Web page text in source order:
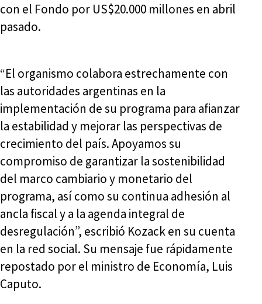
con el Fondo por US$20.000 millones en abril
pasado.
“El organismo colabora estrechamente con
las autoridades argentinas en la
implementación de su programa para afianzar
la estabilidad y mejorar las perspectivas de
crecimiento del país. Apoyamos su
compromiso de garantizar la sostenibilidad
del marco cambiario y monetario del
programa, así como su continua adhesión al
ancla fiscal y a la agenda integral de
desregulación”, escribió Kozack en su cuenta
en la red social. Su mensaje fue rápidamente
repostado por el ministro de Economía, Luis
Caputo.